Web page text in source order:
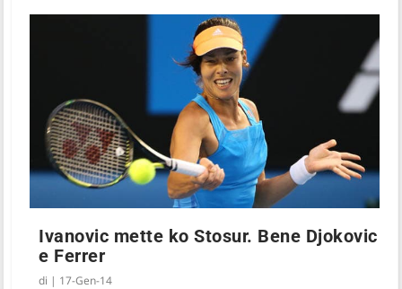
Ivanovic mette ko Stosur. Bene Djokovic
e Ferrer
di | 17-Gen-14